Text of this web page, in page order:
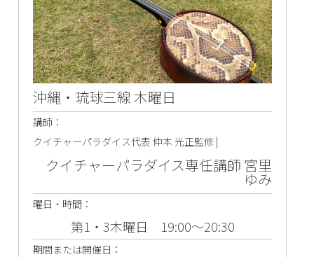
沖縄・琉球三線 木曜日
講師：
クイチャーパラダイス代表 仲本 光正監修 |
クイチャーパラダイス専任講師 宮里
ゆみ
曜日・時間：
第1・3木曜日 19:00～20:30
期間または開催日：